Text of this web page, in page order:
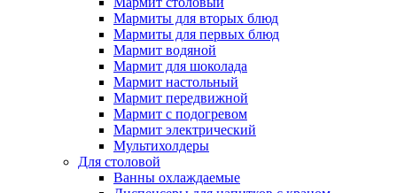
Мармиты для вторых блюд
Мармиты для первых блюд
Мармит водяной
Мармит для шоколада
Мармит настольный
Мармит передвижной
Мармит с подогревом
Мармит электрический
Мультихолдеры
Для столовой
Ванны охлаждаемые